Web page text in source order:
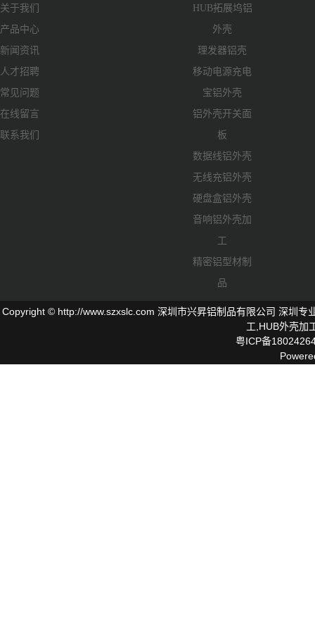
关于我们
产品中心
新闻资讯
人才招聘
常见问题
在线留言
联系我们
HUB拓展坞铝
外壳
理发器铝壳
移动电源充电
宝铝外壳
铝外壳开关面
板
数据线铝外壳
无线充铝外壳
硬盘盒铝外壳
音响铝外壳加
工
精密铝型材制
品
Copyright © http://www.szxslc.com 深圳市兴昇铝制品有限公司 深圳专
工, HUB外壳加
粤ICP备